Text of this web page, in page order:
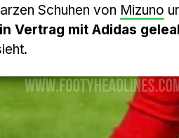
Schuhen von Mizuno
Vertrag mit Adidas